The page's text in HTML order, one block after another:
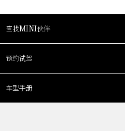
查找MINI伙伴
预约试驾
车型手册